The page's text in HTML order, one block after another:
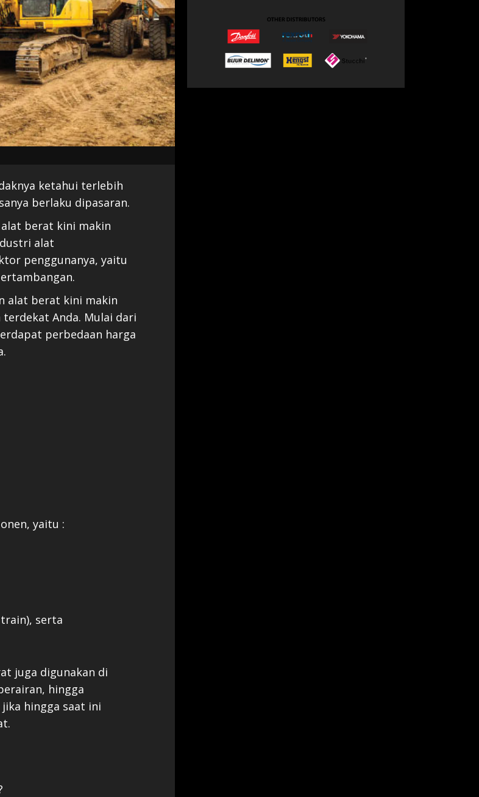
ketahui terlebih
berlaku dipasaran.
berat kini makin
alat
penggunanya, yaitu
alat berat kini makin
Anda. Mulai dari
perbedaan harga
yaitu :
serta
juga digunakan di
hingga
hingga saat ini